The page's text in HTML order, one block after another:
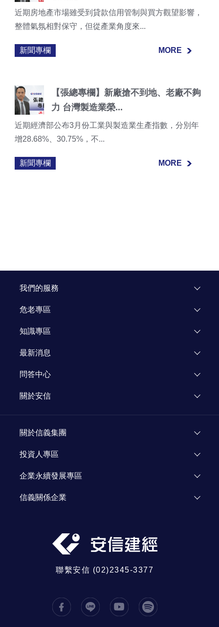
近期房地產市場雖受到貸款信用管制與買方觀望影響，
整體氣氛相對保守，但從產業角度來...
新聞專欄 MORE
【張總專欄】新廠搶不到地、老廠不夠
力 台灣製造業榮...
近期經濟部公布3月份工業與製造業生產指數，分別年
增28.68%、30.75%，不...
新聞專欄 MORE
我們的服務
危老專區
專區介紹
企業專區
知識專區
市場研究
最新消息
活動公告
新聞專欄
問答中心
關於安信
關於安信
顧問團隊
關於信義集團
了解信義
資源網站
投資人專區
投資人資訊
企業永續發展專區
企業永續發展
信義關係企業
聯繫安信 (02)2345-3377